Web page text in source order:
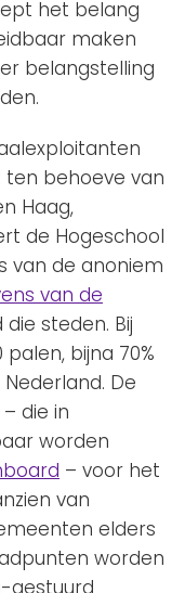
het belang
maken
belangstelling
behoeve van
Haag,
de Hogeschool
van de anoniem
van de
steden. Bij
bijna 70%
De
– die in
worden
– voor het
van
elders
worden